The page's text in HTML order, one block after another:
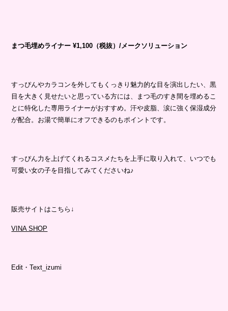
まつ毛埋めライナー ¥1,100 （税抜）/メークソリューション
すっぴんやカラコンを外してもくっきり魅力的な目を演出したい、黒
目を大きく見せたいと思っている方には、まつ毛のすき間を埋めるこ
とに特化した専用ライナーがおすすめ。汗や皮脂、涙に強く保湿成分
が配合。お湯で簡単にオフできるのもポイントです。
すっぴん力を上げてくれるコスメたちを上手に取り入れて、いつでも
可愛い女の子を目指してみてくださいね♪
販売サイトはこちら↓
VINA SHOP
Edit・Text_izumi